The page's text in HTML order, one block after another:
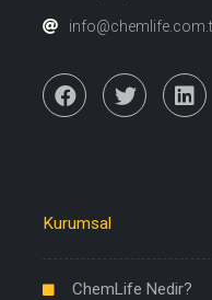
Kurumsal
ChemLife Nedir?